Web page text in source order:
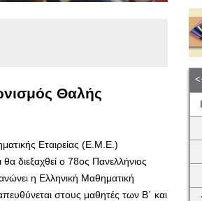
Θαλής
Εταιρείας (Ε.Μ.Ε.)
διεξαχθεί ο 78ος Πανελλήνιος
η Ελληνική Μαθηματική
στους μαθητές των Β΄ και